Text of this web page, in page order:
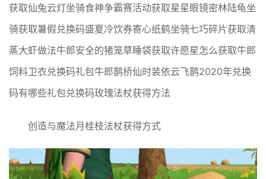
获取仙兔云灯坐骑食神争霸赛活动获取星星眼镜密林陆龟坐
骑获取暑假兑换码盛夏冷饮券寄心纸鹤坐骑七巧碎片获取清
蒸大虾做法牛郎安全的猪笼草睡袋获取许愿星怎么获取牛郎
饲料卫衣兑换码礼包牛郎鹊桥仙时装依云飞鹊2020年兑换
码有哪些礼包兑换码玫瑰法杖获得方法
创造与魔法月桂枝法杖获得方式